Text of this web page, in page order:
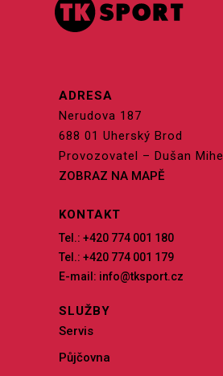
ADRESA
Nerudova 187
688 01 Uherský Brod
Provozovatel – Dušan Mihel
ZOBRAZ NA MAPĚ
KONTAKT
Tel.: +420 774 001 180
Tel.: +420 774 001 179
E-mail: info@tksport.cz
SLUŽBY
Servis
Půjčovna